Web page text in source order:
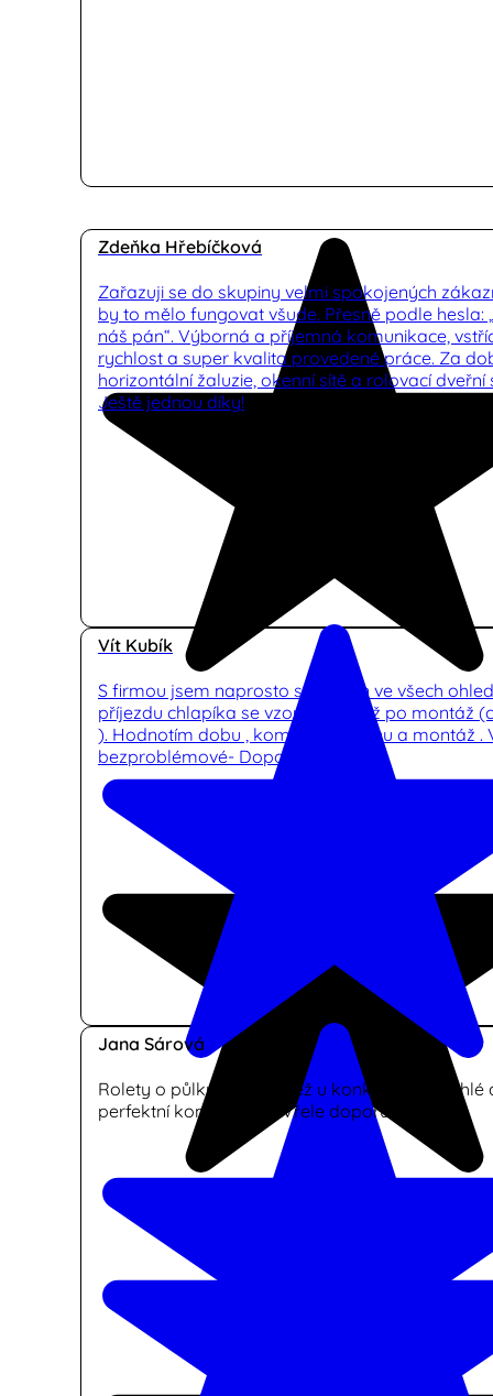
Zdeňka Hřebíčková
Zařazuji se do skupiny velmi spokojených
by to mělo fungovat všude. Přesně podle hesla:
náš pán“. Výborná a příjemná komunikace,
rychlost a super kvalita provedené práce. Za
horizontální žaluzie, okenní sítě a rolovací dveřní
Ještě jednou díky!
Vít Kubík
S firmou jsem naprosto spokojen ve všech
příjezdu chlapíka se vzorníkem , až po montáž
). Hodnotím dobu , komunikaci ,cenu a montáž .
bezproblémové- Doporučuji.
Jana Sárová
Rolety o půlku levnější než u konkurence, rychlé
perfektní komunikace. Vřele doporučuji.